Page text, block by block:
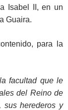
Isabel II, en un
Guaira.
para la
facultad que le
del Reino de
sus herederos y